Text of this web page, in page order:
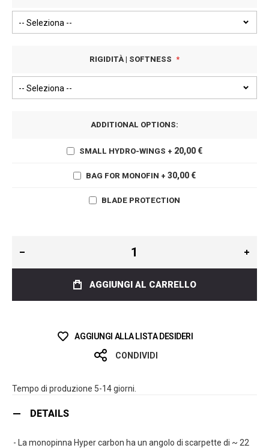
RIGIDITÀ | SOFTNESS
ADDITIONAL OPTIONS:
SMALL HYDRO-WINGS + 20,00 €
BAG FOR MONOFIN + 30,00 €
BLADE PROTECTION
AGGIUNGI AL CARRELLO
AGGIUNGI ALLA LISTA DESIDERI
CONDIVIDI
Tempo di produzione 5-14 giorni.
DETAILS
- La monopinna Hyper carbon ha un angolo di scarpette di ~ 22